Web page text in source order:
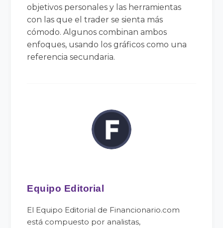
objetivos personales y las herramientas
con las que el trader se sienta más
cómodo. Algunos combinan ambos
enfoques, usando los gráficos como una
referencia secundaria.
Equipo Editorial
El Equipo Editorial de Financionario.com
está compuesto por analistas,